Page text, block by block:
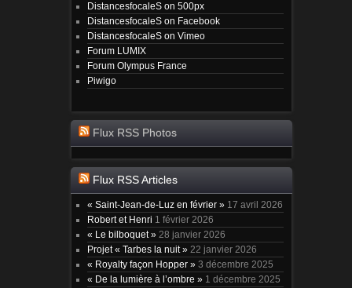
DistancesfocaleS on 500px
DistancesfocaleS on Facebook
DistancesfocaleS on Vimeo
Forum LUMIX
Forum Olympus France
Piwigo
Flux RSS Photos
Flux RSS Articles
« Saint-Jean-de-Luz en février » 17 avril 2026
Robert et Henri 1 février 2026
« Le bilboquet » 28 janvier 2026
Projet « Tarbes la nuit » 22 janvier 2026
« Royalty façon Hopper » 3 décembre 2025
« De la lumière à l’ombre » 1 décembre 2025